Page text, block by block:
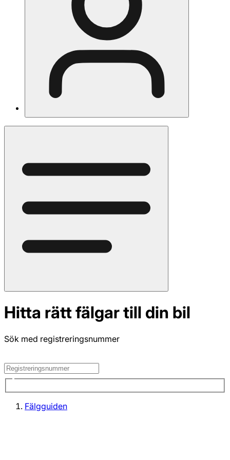
Hitta rätt fälgar till din bil
Sök med registreringsnummer
Fälgguiden